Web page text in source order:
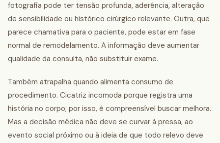
fotografia pode ter tensão profunda, aderência, alteração
de sensibilidade ou histórico cirúrgico relevante. Outra, que
parece chamativa para o paciente, pode estar em fase
normal de remodelamento. A informação deve aumentar
qualidade da consulta, não substituir exame.
Também atrapalha quando alimenta consumo de
procedimento. Cicatriz incomoda porque registra uma
história no corpo; por isso, é compreensível buscar melhora.
Mas a decisão médica não deve se curvar à pressa, ao
evento social próximo ou à ideia de que todo relevo deve